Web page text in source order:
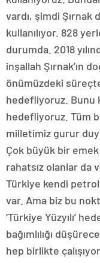
vardı, şimdi Şırnak
kullanılıyor. 828
durumda. 2018
inşallah Şırnak’ın
önümüzdeki
hedefliyoruz. Bunu
hedefliyoruz. Tüm
milletimiz gurur
Çok büyük bir
rahatsız olanlar da
Türkiye kendi
var. Ama biz bu
‘Türkiye Yüzyılı’
bağımlılığı
hep birlikte